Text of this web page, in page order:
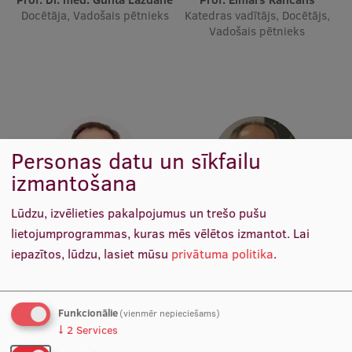
Ētikas un līdztiesības mācības
ESF kvalifikācijas celšanas kursi
Pedagoģiskās izaugsmes centrs
Pētniecība
Zinātniskie institūti un laboratorijas
Docētāja, Vadošais pētnieks
Katedras vadītājs, Docētājs,
Vadošais pētnieks
Prof. Māris Taube
Katedras vadītājs, Docētājs,
Vadošais pētnieks
Prof. Pēteris Tretjakovs
Katedras vadītājs, Studiju
programmas direktors
Personas datu un sīkfailu
izmantošana
Lūdzu, izvēlieties pakalpojumus un trešo pušu
lietojumprogrammas, kuras mēs vēlētos izmantot. Lai
iepazītos, lūdzu, lasiet mūsu privātuma politika.
Funkcionālie(vienmēr nepieciešams)
↓ 2 Services